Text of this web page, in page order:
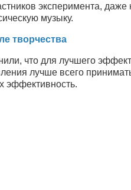
эксперимента, даже
музыку.
творчества
что для лучшего
лучше всего
эффективность.